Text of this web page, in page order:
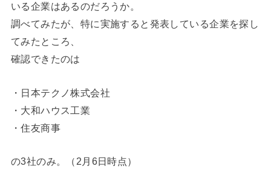
いる企業はあるのだろうか。
調べてみたが、特に実施すると発表している企業を探し
てみたところ、
確認できたのは
・日本テクノ株式会社
・大和ハウス工業
・住友商事
の3社のみ。（2月6日時点）